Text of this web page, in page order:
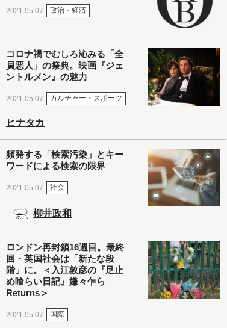
2021.05.07 政治・経済
コロナ禍でむしろ沁みる「全
員悪人」の祭典。映画『ジェ
ントルメン』の魅力
2021.05.07 カルチャー・スポーツ
ヒナタカ
頻発する「検索汚染」とキー
ワードによる検索の限界
2021.05.07 社会
柳井政和
ロンドン再封鎖16週目。最終
回・英国社会は「新たな段
階」に。＜入江敦彦の『足止
め喰らい日記』嫌々乍ら
Returns＞
2021.05.07 国際